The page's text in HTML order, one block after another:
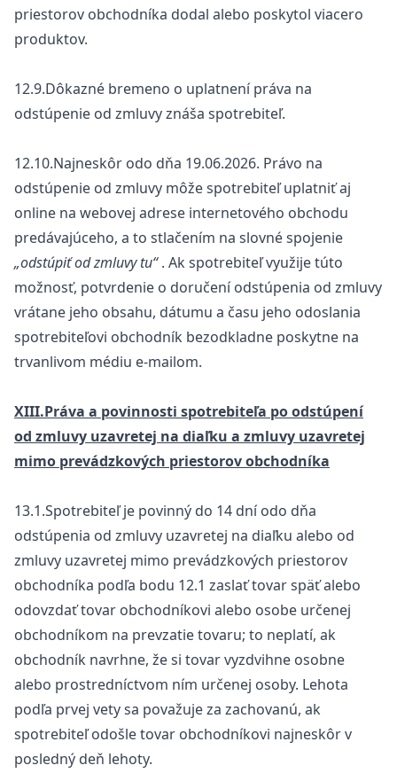
priestorov obchodníka dodal alebo poskytol viacero
produktov.
12.9.Dôkazné bremeno o uplatnení práva na
odstúpenie od zmluvy znáša spotrebiteľ.
12.10.Najneskôr odo dňa 19.06.2026. Právo na
odstúpenie od zmluvy môže spotrebiteľ uplatniť aj
online na webovej adrese internetového obchodu
predávajúceho, a to stlačením na slovné spojenie
„odstúpiť od zmluvy tu“. Ak spotrebiteľ využije túto
možnosť, potvrdenie o doručení odstúpenia od zmluvy
vrátane jeho obsahu, dátumu a času jeho odoslania
spotrebiteľovi obchodník bezodkladne poskytne na
trvanlivom médiu e-mailom.
XIII.Práva a povinnosti spotrebiteľa po odstúpení
od zmluvy uzavretej na diaľku a zmluvy uzavretej
mimo prevádzkových priestorov obchodníka
13.1.Spotrebiteľ je povinný do 14 dní odo dňa
odstúpenia od zmluvy uzavretej na diaľku alebo od
zmluvy uzavretej mimo prevádzkových priestorov
obchodníka podľa bodu 12.1 zaslať tovar späť alebo
odovzdať tovar obchodníkovi alebo osobe určenej
obchodníkom na prevzatie tovaru; to neplatí, ak
obchodník navrhne, že si tovar vyzdvihne osobne
alebo prostredníctvom ním určenej osoby. Lehota
podľa prvej vety sa považuje za zachovanú, ak
spotrebiteľ odošle tovar obchodníkovi najneskôr v
posledný deň lehoty.